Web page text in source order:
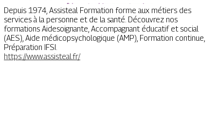
Depuis 1974, Assisteal Formation forme aux métiers des
services à la personne et de la santé. Découvrez nos
formations Aidesoignante, Accompagnant éducatif et social
(AES), Aide médicopsychologique (AMP), Formation continue,
Préparation IFSI.
https://www.assisteal.fr/